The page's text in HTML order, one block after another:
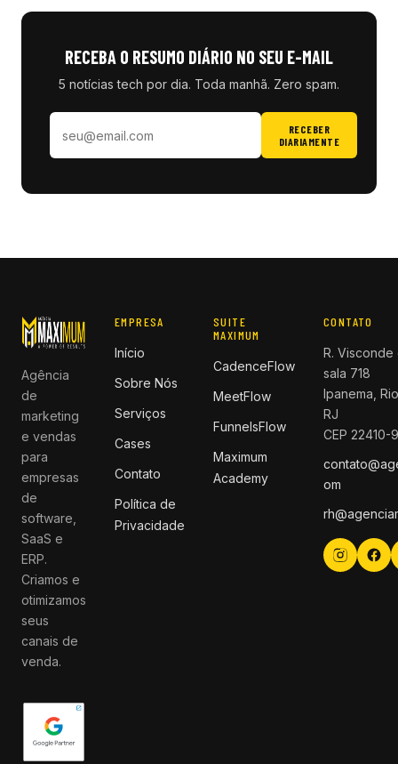
RECEBA O RESUMO DIÁRIO NO SEU E-MAIL
5 notícias tech por dia. Toda manhã. Zero spam.
RECEBER
DIARIAMENTE
Agência
de
marketing
e vendas
para
empresas
de
software,
SaaS e
ERP.
Criamos e
otimizamos
seus
canais de
venda.
EMPRESA
Início
Sobre Nós
Serviços
Cases
Contato
Política de
Privacidade
SUITE
MAXIMUM
CadenceFlow
MeetFlow
FunnelsFlow
Maximum
Academy
CONTATO
R.
sala 718
Ipanema,
RJ
CEP 22410-
om